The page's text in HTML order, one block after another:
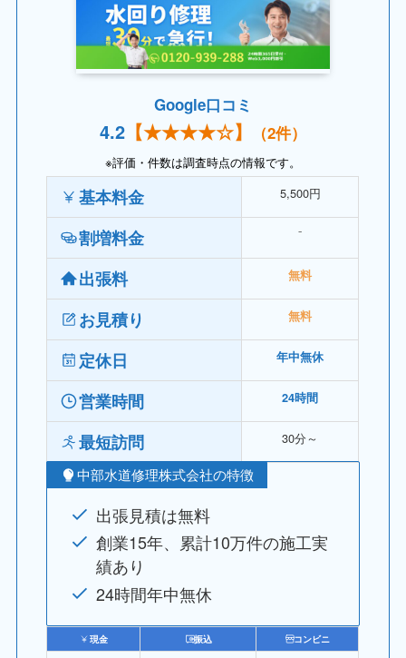
Google口コミ
4.2 【★★★★☆】 （2件）
※評価・件数は調査時点の情報です。
基本料金 5,500円
割増料金 ⁻
出張料 無料
お見積り 無料
定休日 年中無休
営業時間 24時間
最短訪問 30分～
中部水道修理株式会社の特徴
出張見積は無料
創業15年、累計10万件の施工実
績あり
24時間年中無休
現金 振込 コンビニ